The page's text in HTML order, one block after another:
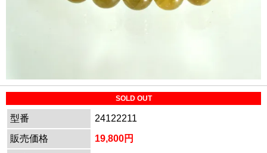
SOLD OUT
型番
24122211
販売価格
19,800円